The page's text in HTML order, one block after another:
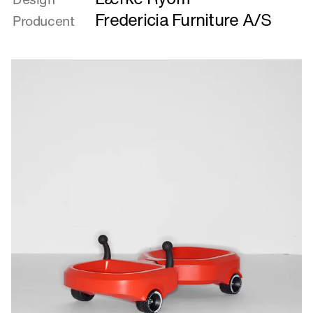
Buckle
Producent Fredericia Furniture A/S